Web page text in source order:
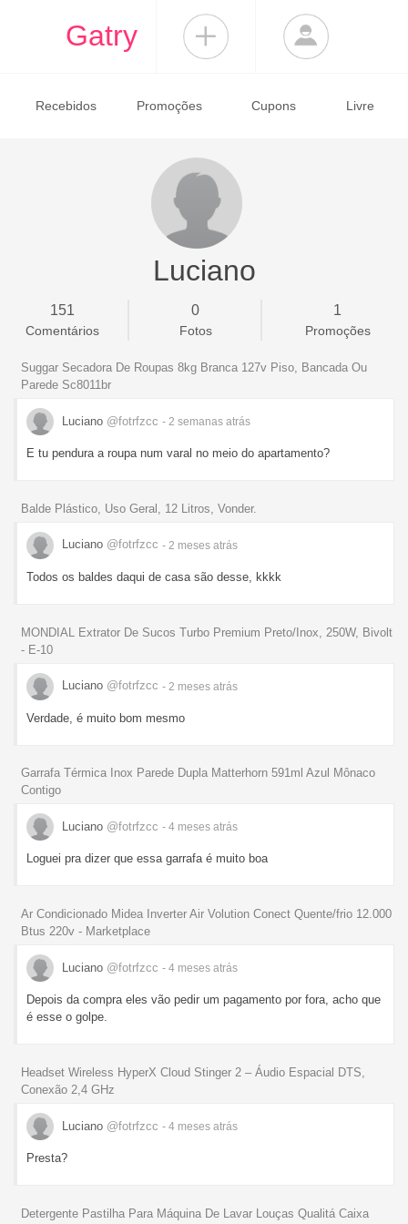
Gatry
Recebidos Promoções Cupons Livre
Luciano
151
Comentários
0
Fotos
1
Promoções
Suggar Secadora De Roupas 8kg Branca 127v Piso, Bancada Ou
Parede Sc8011br
Luciano @fotrfzcc - 2 semanas atrás
E tu pendura a roupa num varal no meio do apartamento?
Balde Plástico, Uso Geral, 12 Litros, Vonder.
Luciano @fotrfzcc - 2 meses atrás
Todos os baldes daqui de casa são desse, kkkk
MONDIAL Extrator De Sucos Turbo Premium Preto/Inox, 250W, Bivolt
- E-10
Luciano @fotrfzcc - 2 meses atrás
Verdade, é muito bom mesmo
Garrafa Térmica Inox Parede Dupla Matterhorn 591ml Azul Mônaco
Contigo
Luciano @fotrfzcc - 4 meses atrás
Loguei pra dizer que essa garrafa é muito boa
Ar Condicionado Midea Inverter Air Volution Conect Quente/frio 12.000
Btus 220v - Marketplace
Luciano @fotrfzcc - 4 meses atrás
Depois da compra eles vão pedir um pagamento por fora, acho que
é esse o golpe.
Headset Wireless HyperX Cloud Stinger 2 – Áudio Espacial DTS,
Conexão 2,4 GHz
Luciano @fotrfzcc - 4 meses atrás
Presta?
Detergente Pastilha Para Máquina De Lavar Louças Qualitá Caixa